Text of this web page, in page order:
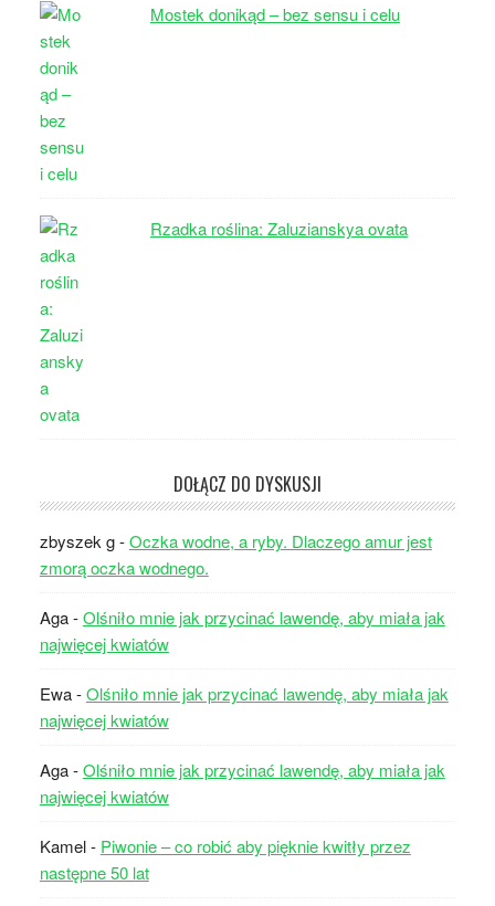
Mostek donikąd – bez sensu i celu
Rzadka roślina: Zaluzianskya ovata
DOŁĄCZ DO DYSKUSJI
zbyszek g-Oczka wodne, a ryby. Dlaczego amur jest
zmorą oczka wodnego.
Aga-Olśniło mnie jak przycinać lawendę, aby miała jak
najwięcej kwiatów
Ewa-Olśniło mnie jak przycinać lawendę, aby miała jak
najwięcej kwiatów
Aga-Olśniło mnie jak przycinać lawendę, aby miała jak
najwięcej kwiatów
Kamel- Piwonie – co robić aby pięknie kwitły przez
następne 50 lat